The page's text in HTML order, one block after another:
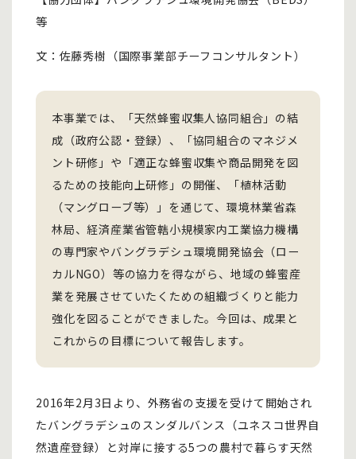
等
文：佐藤秀樹（国際事業部チーフコンサルタント）
本事業では、「天然蜂蜜収集人協同組合」の結
成（政府公認・登録）、「協同組合のマネジメ
ント研修」や「適正な蜂蜜収集や商品開発を図
るための技能向上研修」の開催、「植林活動
（マングローブ等）」を通じて、環境林業省森
林局、経済産業省管轄小規模家内工業協力機構
の専門家やバングラデシュ環境開発協会（ロー
カルNGO）等の協力を得ながら、地域の蜂蜜産
業を発展させていたくための組織づくりと能力
強化を図ることができました。今回は、成果と
これからの目標について報告します。
2016年2月3日より、外務省の支援を受けて開始され
たバングラデシュのスンダルバンス（ユネスコ世界自
然遺産登録）と対岸に接する5つの農村で暮らす天然